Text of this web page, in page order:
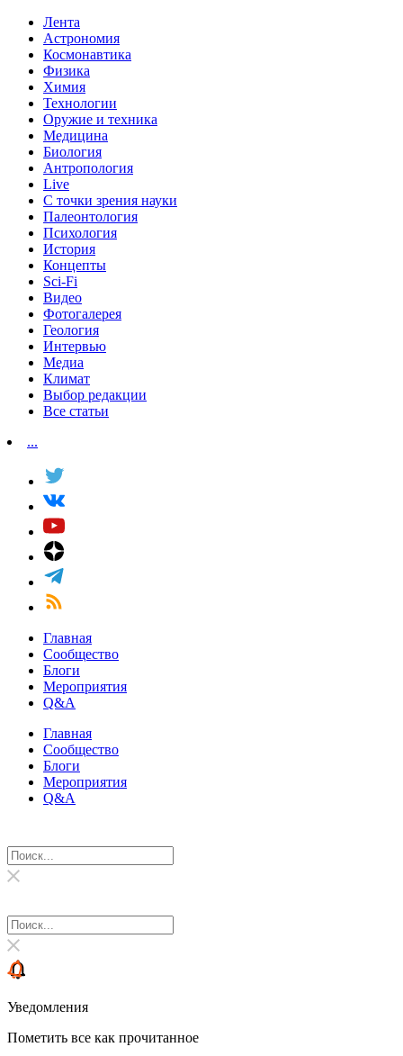
Лента
Астрономия
Космонавтика
Физика
Химия
Технологии
Оружие и техника
Медицина
Биология
Антропология
Live
С точки зрения науки
Палеонтология
Психология
История
Концепты
Sci-Fi
Видео
Фотогалерея
Геология
Интервью
Медиа
Климат
Выбор редакции
Все статьи
...
Главная
Сообщество
Блоги
Мероприятия
Q&A
Главная
Сообщество
Блоги
Мероприятия
Q&A
Уведомления
Пометить все как прочитанное